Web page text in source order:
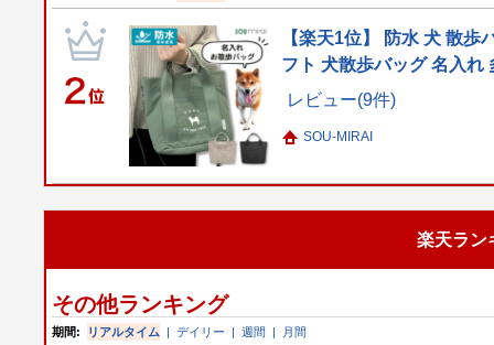
【楽天1位】 防水 犬 散
フト 犬散歩バッグ 名入
レビュー(9件)
SOU-MIRAI
楽天ラン
その他ランキング
期間: リアルタイム |デイリー |週間 | 月間